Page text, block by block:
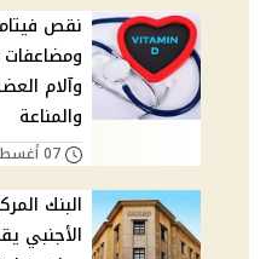
وآلام
والمناعة
07 أغسطس, 2026 06:00 ص
البنك